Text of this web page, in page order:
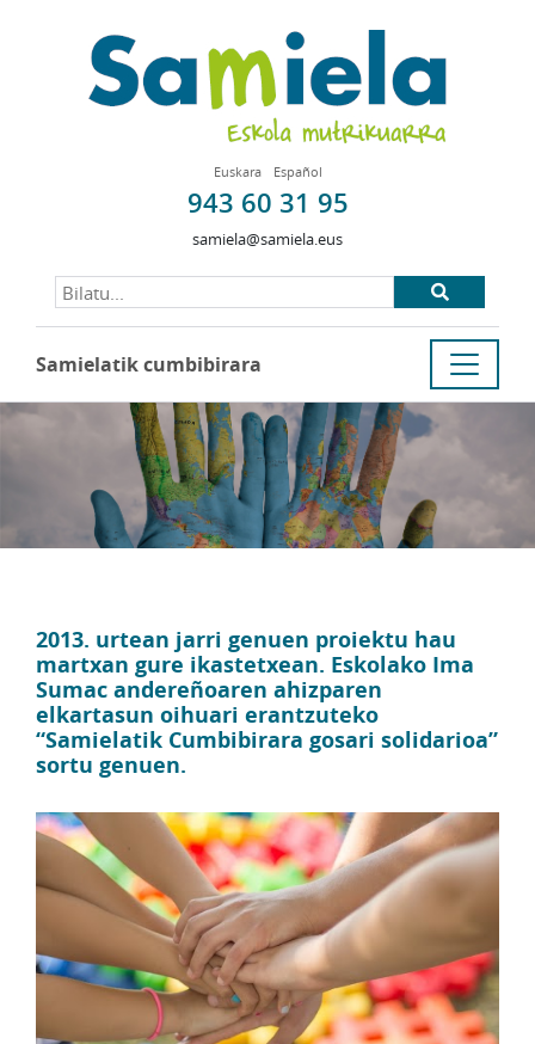
Euskara Español
943 60 31 95
samiela@samiela.eus
Samielatik cumbibirara
2013. urtean jarri genuen proiektu hau
martxan gure ikastetxean. Eskolako Ima
Sumac andereñoaren ahizparen
elkartasun oihuari erantzuteko
“Samielatik Cumbibirara gosari solidarioa”
sortu genuen.